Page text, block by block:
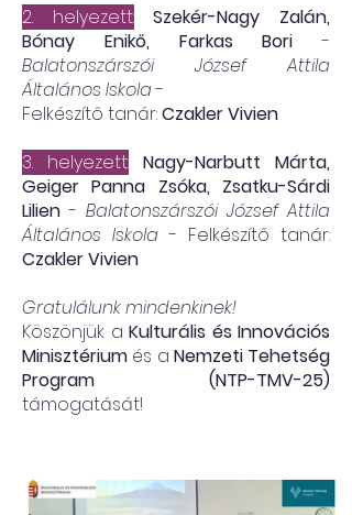
2. helyezett:
Szekér-Nagy Zalán,
Bónay Enikő, Farkas Bori -
Balatonszárszói József Attila
Általános Iskola-
Felkészítő tanár:Czakler Vivien
3. helyezett: Nagy-Narbutt Márta,
Geiger Panna Zsóka, Zsatku-Sárdi
Lilien - Balatonszárszói József Attila
Általános Iskola - Felkészítő tanár:
Czakler Vivien
Gratulálunk mindenkinek!
Köszönjük a Kulturális és Innovációs
Minisztérium és a Nemzeti Tehetség
Program (NTP-TMV-25)
támogatását!